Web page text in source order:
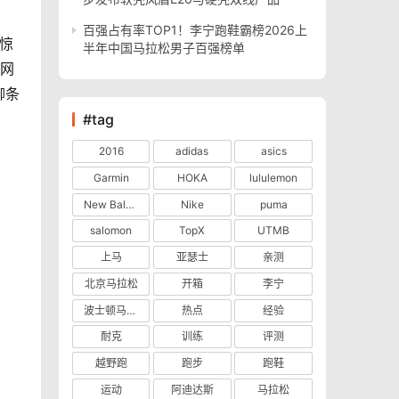
条
百强占有率TOP1！李宁跑鞋霸榜2026上
半年中国马拉松男子百强榜单
#tag
2016 adidas
asics
Garmin
HOKA
lululemon
New Balance
Nike
puma
salomon
TopX
UTMB
上马
亚瑟士
亲测
北京马拉松
开箱
李宁
波士顿马拉松
热点
经验
耐克
训练
评测
越野跑
跑步
跑鞋
运动
阿迪达斯 马拉松